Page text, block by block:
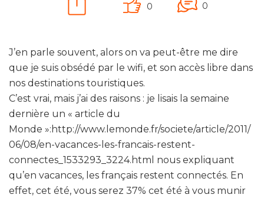
0 0
J’en parle souvent, alors on va peut-être me dire
que je suis obsédé par le wifi, et son accès libre dans
nos destinations touristiques.
C’est vrai, mais j’ai des raisons : je lisais la semaine
dernière un « article du
Monde »:http://www.lemonde.fr/societe/article/2011/
06/08/en-vacances-les-francais-restent-
connectes_1533293_3224.html nous expliquant
qu’en vacances, les français restent connectés. En
effet, cet été, vous serez 37% cet été à vous munir